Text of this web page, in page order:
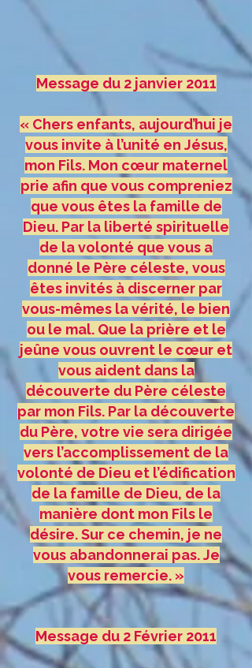
Message du 2 janvier 2011
« Chers enfants, aujourd’hui je
vous invite à l’unité en Jésus,
mon Fils. Mon cœur maternel
prie afin que vous compreniez
que vous êtes la famille de
Dieu. Par la liberté spirituelle
de la volonté que vous a
donné le Père céleste, vous
êtes invités à discerner par
vous-mêmes la vérité, le bien
ou le mal. Que la prière et le
jeûne vous ouvrent le cœur et
vous aident dans la
découverte du Père céleste
par mon Fils. Par la découverte
du Père, votre vie sera dirigée
vers l’accomplissement de la
volonté de Dieu et l’édification
de la famille de Dieu, de la
manière dont mon Fils le
désire. Sur ce chemin, je ne
vous abandonnerai pas. Je
vous remercie. »
Message du 2 Février 2011